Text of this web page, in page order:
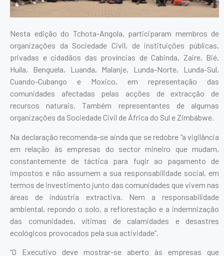
Nesta edição do Tchota-Angola, participaram membros de
organizações da Sociedade Civil, de instituições públicas,
privadas e cidadãos das províncias de Cabinda, Zaire, Bié,
Huíla, Benguela, Luanda, Malanje, Lunda-Norte, Lunda-Sul,
Cuando-Cubango e Moxico, em representação das
comunidades afectadas pelas acções de extracção de
recursos naturais. Também representantes de algumas
organizações da Sociedade Civil de África do Sul e Zimbábwe.
Na declaração recomenda-se ainda que se redobre “a vigilância
em relação às empresas do sector mineiro que mudam,
constantemente de táctica para fugir ao pagamento de
impostos e não assumem a sua responsabilidade social, em
termos de investimento junto das comunidades que vivem nas
áreas de indústria extractiva. Nem a responsabilidade
ambiental, repondo o solo, a reflorestação e a indemnização
das comunidades, vítimas de calamidades e desastres
ecológicos provocados pela sua actividade”.
“O Executivo deve mostrar-se aberto às empresas que